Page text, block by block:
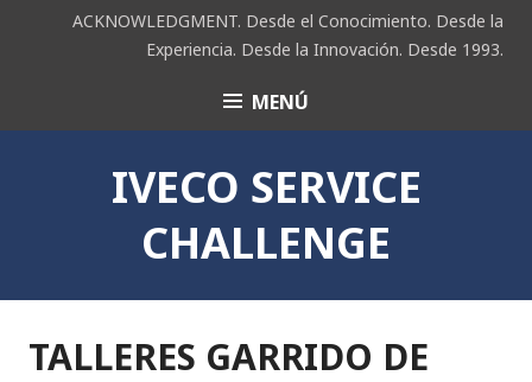
ACKNOWLEDGMENT. Desde el Conocimiento. Desde la
Experiencia. Desde la Innovación. Desde 1993.
ACK MENÚ
IVECO SERVICE
CHALLENGE
TALLERES GARRIDO DE